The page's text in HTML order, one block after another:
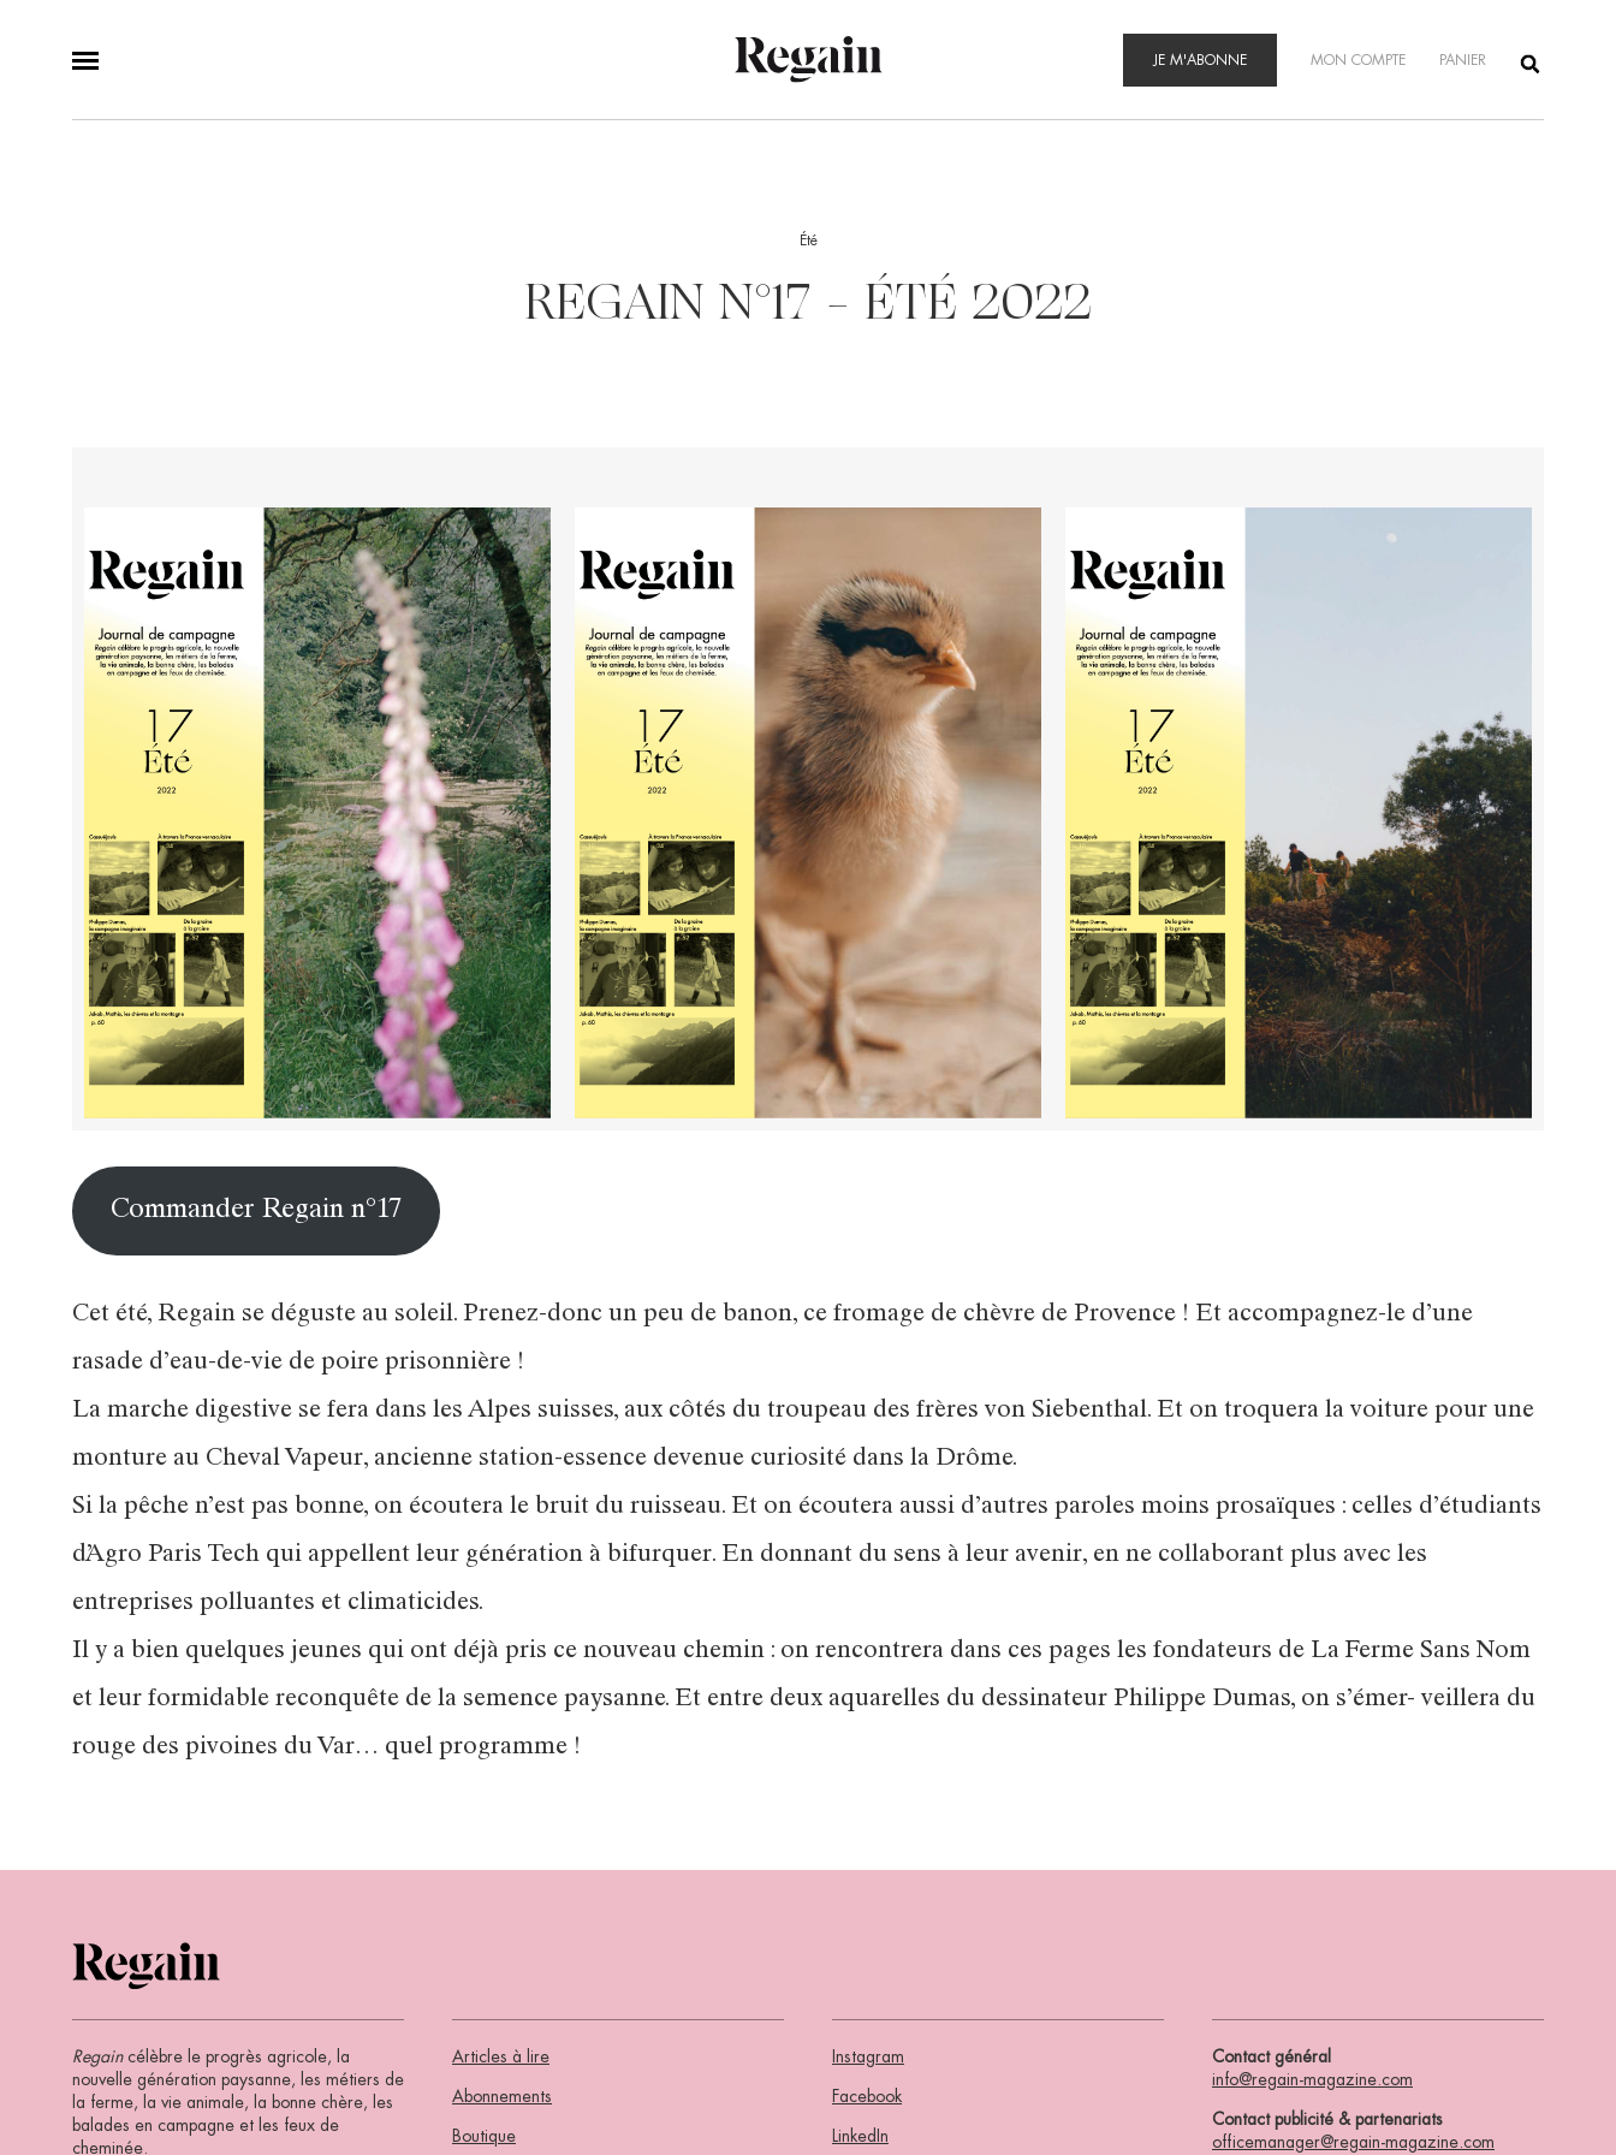
JE M'ABONNE MON COMPTE PANIER
Été
REGAIN N°17 – ÉTÉ 2022
Commander Regain n°17
Cet été, Regain se déguste au soleil. Prenez-donc un peu de banon, ce fromage de chèvre de Provence ! Et accompagnez-le d’une
rasade d’eau-de-vie de poire prisonnière !
La marche digestive se fera dans les Alpes suisses, aux côtés du troupeau des frères von Siebenthal. Et on troquera la voiture pour une
monture au Cheval Vapeur, ancienne station-essence devenue curiosité dans la Drôme.
Si la pêche n’est pas bonne, on écoutera le bruit du ruisseau. Et on écoutera aussi d’autres paroles moins prosaïques : celles d’étudiants
d’Agro Paris Tech qui appellent leur génération à bifurquer. En donnant du sens à leur avenir, en ne collaborant plus avec les
entreprises polluantes et climaticides.
Il y a bien quelques jeunes qui ont déjà pris ce nouveau chemin : on rencontrera dans ces pages les fondateurs de La Ferme Sans Nom
et leur formidable reconquête de la semence paysanne. Et entre deux aquarelles du dessinateur Philippe Dumas, on s’émer- veillera du
rouge des pivoines du Var… quel programme !
Regaincélèbre le progrès agricole, la
nouvelle génération paysanne, les métiers de
la ferme, la vie animale, la bonne chère, les
balades en campagne et les feux de
cheminée.
Articles à lire
Abonnements
Boutique
Instagram
Facebook
LinkedIn
Contact général
info@regain-magazine.com
Contact publicité & partenariats
officemanager@regain-magazine.com